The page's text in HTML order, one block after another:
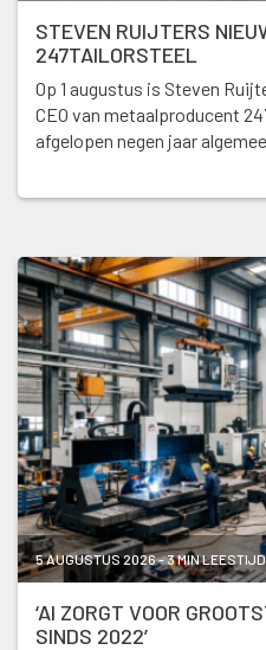
STEVEN RUIJTERS
247TAILORSTEEL
Op 1 augustus is Steven
CEO van metaalproducent
afgelopen negen jaar
5 AUGUSTUS 2026 - 3 MIN LEESTIJD
‘AI ZORGT VOOR
SINDS 2022’